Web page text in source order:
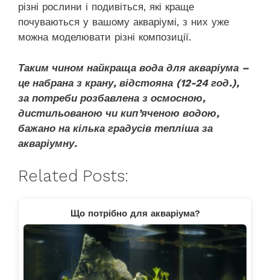
різні рослини і подивіться, які краще
почуваються у вашому акваріумі, з них уже
можна моделювати різні композиції.
Таким чином найкраща вода для акваріума –
це набрана з крану, відстояна (12-24 год.),
за потреби розбавлена з осмосною,
дистильованою чи кип’яченою водою,
бажано на кілька градусів тепліша за
акваріумну.
Related Posts:
Що потрібно для акваріума?